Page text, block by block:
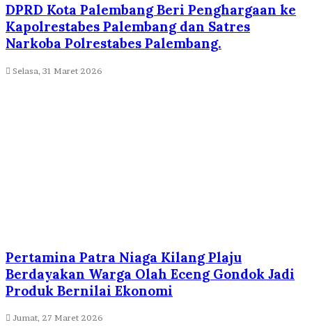
DPRD Kota Palembang Beri Penghargaan ke
Kapolrestabes Palembang dan Satres
Narkoba Polrestabes Palembang.
Selasa, 31 Maret 2026
Pertamina Patra Niaga Kilang Plaju
Berdayakan Warga Olah Eceng Gondok Jadi
Produk Bernilai Ekonomi
Jumat, 27 Maret 2026